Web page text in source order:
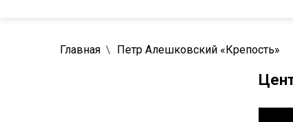
Главная Петр Алешковский «Крепость»